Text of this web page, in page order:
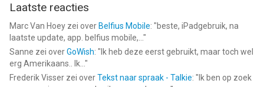
Laatste reacties
Marc Van Hoey zei over Belfius Mobile: "beste, iPadgebruik, na
laatste update, app. belfius mobile,... "
Sanne zei overGoWish: " Ik heb deze eerst gebruikt, maar toch wel
erg Amerikaans.. Ik... "
Frederik Visser zei overTekst naar spraak - Talkie: " Ik ben op zoek